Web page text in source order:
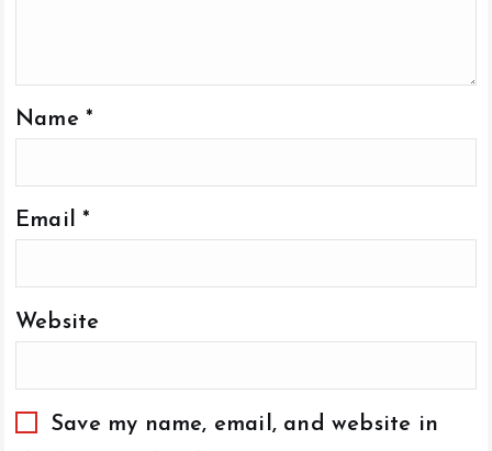
Name *
Email *
Website
Save my name, email, and website in